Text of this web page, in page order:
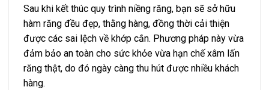
Sau khi kết thúc quy trình niềng răng, bạn sẽ sở hữu
hàm răng đều đẹp, thằng hàng, đồng thời cải thiện
được các sai lệch về khớp cắn. Phương pháp này vừa
đảm bảo an toàn cho sức khỏe vừa hạn chế xâm lấn
răng thật, do đó ngày càng thu hút được nhiều khách
hàng.